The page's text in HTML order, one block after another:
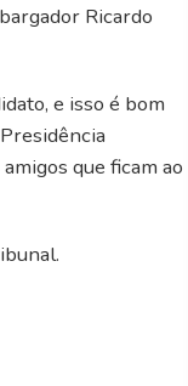
Ricardo
e isso é bom
que ficam ao